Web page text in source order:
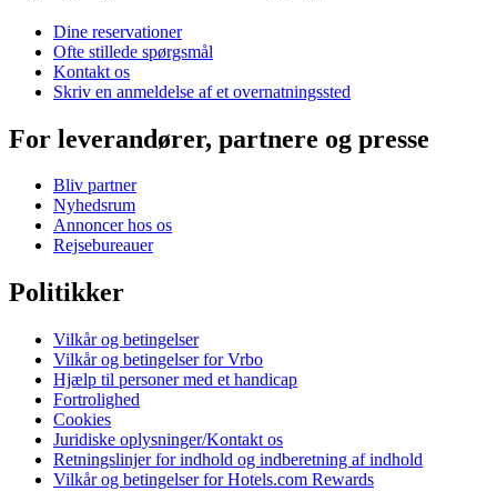
Dine reservationer
Ofte stillede spørgsmål
Kontakt os
Skriv en anmeldelse af et overnatningssted
For leverandører, partnere og presse
Bliv partner
Nyhedsrum
Annoncer hos os
Rejsebureauer
Politikker
Vilkår og betingelser
Vilkår og betingelser for Vrbo
Hjælp til personer med et handicap
Fortrolighed
Cookies
Juridiske oplysninger/Kontakt os
Retningslinjer for indhold og indberetning af indhold
Vilkår og betingelser for Hotels.com Rewards